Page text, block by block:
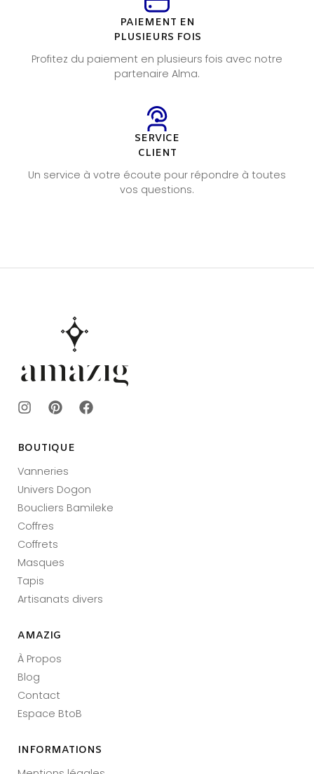
PAIEMENT EN
PLUSIEURS FOIS
Profitez du paiement en plusieurs fois avec notre
partenaire Alma.
SERVICE
CLIENT
Un service à votre écoute pour répondre à toutes
vos questions.
BOUTIQUE
Vanneries
Univers Dogon
Boucliers Bamileke
Coffres
Coffrets
Masques
Tapis
Artisanats divers
AMAZIG
À Propos
Blog
Contact
Espace BtoB
INFORMATIONS